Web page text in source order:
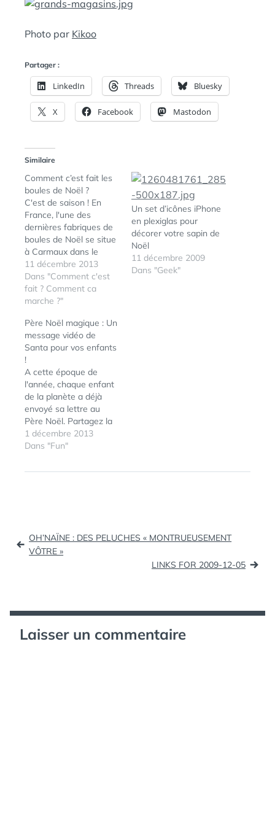
L
Photo par Kikoo
Partager :
LinkedIn Threads Bluesky
X Facebook Mastodon
Similaire
Comment c’est fait les
boules de Noël ?
C'est de saison ! En
France, l'une des
dernières fabriques de
boules de Noël se situe
à Carmaux dans le
Tarn. Là-bas, on y
produit des décorations
pour les vitrines des
grandes magasins et
Découvrez comment
c'est fait les boules de
Noël !
11 décembre 2013
Dans "Comment c'est
fait ? Comment ca
marche ?"
Un set d’icônes iPhone
en plexiglas pour
décorer votre sapin de
Noël
11 décembre 2009
Dans "Geek"
Père Noël magique : Un
message vidéo de
Santa pour vos enfants
!
A cette époque de
l'année, chaque enfant
de la planète a déjà
envoyé sa lettre au
Père Noël. Partagez la
magie du temps des
fêtes avec le Père Noël.
formulaire et le Père
est chère via le…
1 décembre 2013
Dans "Fun"
Navigation
de
OH’NAÏNE : DES PELUCHES « MONTRUEUSEMENT
VÔTRE »
LINKS FOR 2009-12-05
Laisser un commentaire